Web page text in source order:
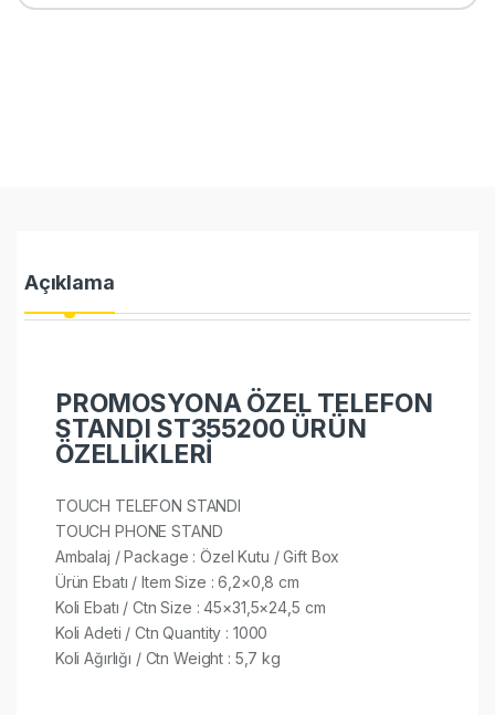
Açıklama
PROMOSYONA ÖZEL TELEFON
STANDI ST355200 ÜRÜN
ÖZELLİKLERİ
TOUCH TELEFON STANDI
TOUCH PHONE STAND
Ambalaj / Package : Özel Kutu / Gift Box
Ürün Ebatı / Item Size : 6,2×0,8 cm
Koli Ebatı / Ctn Size : 45×31,5×24,5 cm
Koli Adeti / Ctn Quantity : 1000
Koli Ağırlığı / Ctn Weight : 5,7 kg